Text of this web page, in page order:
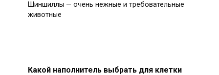
Шиншиллы — очень нежные и требовательные
животные
Какой наполнитель выбрать для клетки